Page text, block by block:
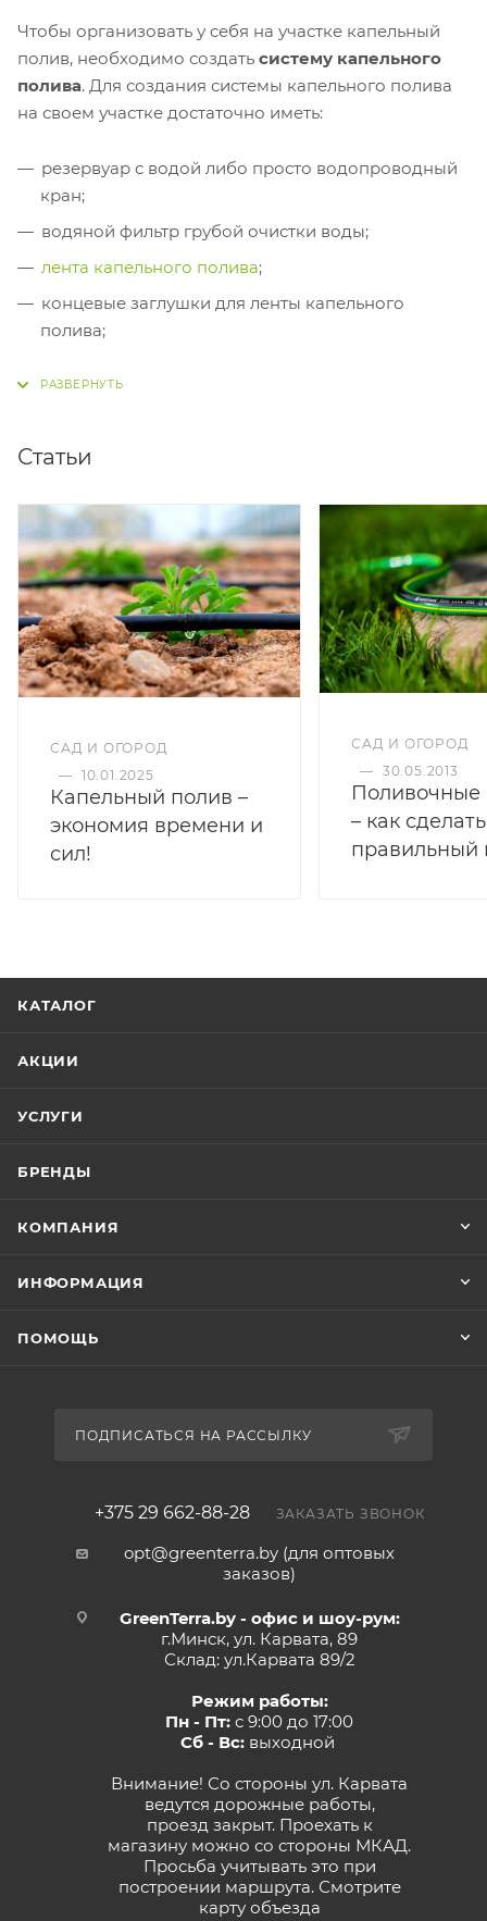
Чтобы организовать у себя на участке капельный
полив, необходимо создать систему капельного
полива. Для создания системы капельного полива
на своем участке достаточно иметь:
резервуар с водой либо просто водопроводный
кран;
водяной фильтр грубой очистки воды;
лента капельного полива;
концевые заглушки для ленты капельного
полива;
Статьи
САД И ОГОРОД
— 10.01.2025
Капельный полив –
экономия времени и
сил!
САД И ОГОРОД
— 30.05.2013
Поливочные
– как сделать
правильный
КАТАЛОГ
АКЦИИ
УСЛУГИ
БРЕНДЫ
КОМПАНИЯ
ИНФОРМАЦИЯ
ПОМОЩЬ
ПОДПИСАТЬСЯ НА РАССЫЛКУ
+375 29 662-88-28 ЗАКАЗАТЬ ЗВОНОК
opt@greenterra.by (для оптовых
заказов)
GreenTerra.by - офис и шоу-рум:
г.Минск, ул. Карвата, 89
Склад: ул.Карвата 89/2
Режим работы:
Пн - Пт: с 9:00 до 17:00
Сб - Вс:выходной
Внимание! Со стороны ул. Карвата
ведутся дорожные работы,
проезд закрыт. Проехать к
магазину можно со стороны МКАД.
Просьба учитывать это при
построении маршрута. Смотрите
карту объезда